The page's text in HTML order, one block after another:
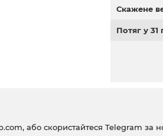
Скажене
Потяг у 31
, або скористайтеся Telegram за